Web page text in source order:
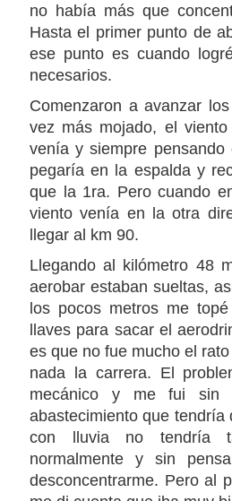
no había más que
Hasta el primer punto de
ese punto es cuando
necesarios.
Comenzaron a avanzar
vez más mojado, el
venía y siempre
pegaría en la espalda y
que la 1ra. Pero cuando
viento venía en la otra
llegar al km 90.
Llegando al kilómetro 48
aerobar estaban sueltas,
los pocos metros me
llaves para sacar el
es que no fue mucho el
nada la carrera. El
mecánico y me fui sin
abastecimiento que
con lluvia no tendría
normalmente y sin
desconcentrarme. Pero al